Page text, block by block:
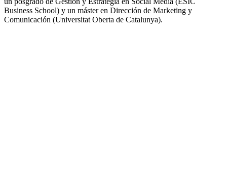
Business School) y un máster en Dirección de Marketing y
Comunicación (Universitat Oberta de Catalunya).